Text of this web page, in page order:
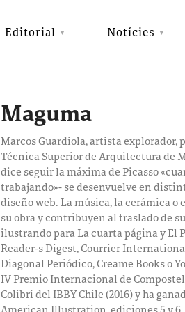
Editorial Notícies
Maguma
Marcos Guardiola, artista explorador,
Técnica Superior de Arquitectura de
dice seguir la máxima de Picasso
trabajando»- se desenvuelve en
diseño web. La música, la cerámica
su obra y contribuyen al traslado de
ilustrando para La cuarta página y El
Reader-s Digest, Courrier
Diagonal Periódico, Creame Books o
IV Premio Internacional de
Colibrí del IBBY Chile (2016) y ha